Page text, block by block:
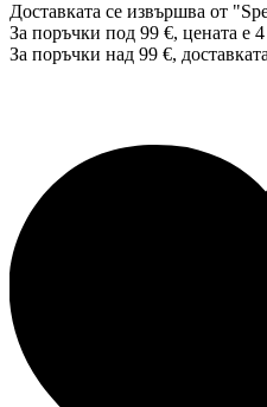
Доставката се извършва от
За поръчки под 99 €, цената е
За поръчки над 99 €,